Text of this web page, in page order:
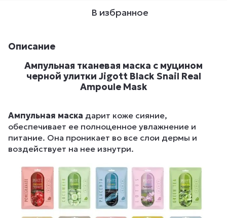
В избранное
Описание
Ампульная тканевая маска с муцином
черной улитки Jigott Black Snail Real
Ampoule Mask
Ампульная маска дарит коже сияние,
обеспечивает ее полноценное увлажнение и
питание. Она проникает во все слои дермы и
воздействует на нее изнутри.